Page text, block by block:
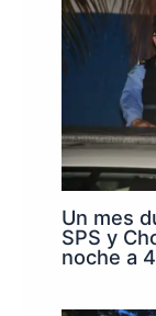
Un mes
SPS y
noche a